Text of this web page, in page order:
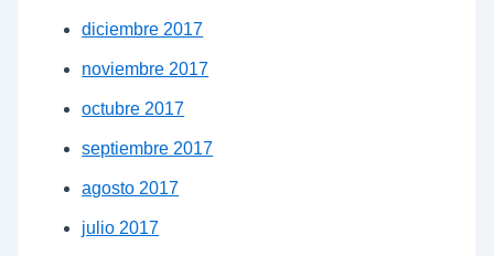
diciembre 2017
noviembre 2017
octubre 2017
septiembre 2017
agosto 2017
julio 2017